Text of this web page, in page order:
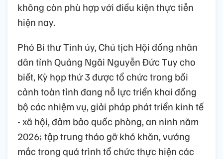
không còn phù hợp với điều kiện thực tiễn
hiện nay.
Phó Bí thư Tỉnh ủy, Chủ tịch Hội đồng nhân
dân tỉnh Quảng Ngãi Nguyễn Đức Tuy cho
biết, Kỳ họp thứ 3 được tổ chức trong bối
cảnh toàn tỉnh đang nỗ lực triển khai đồng
bộ các nhiệm vụ, giải pháp phát triển kinh tế
- xã hội, đảm bảo quốc phòng, an ninh năm
2026; tập trung tháo gỡ khó khăn, vướng
mắc trong quá trình tổ chức thực hiện các